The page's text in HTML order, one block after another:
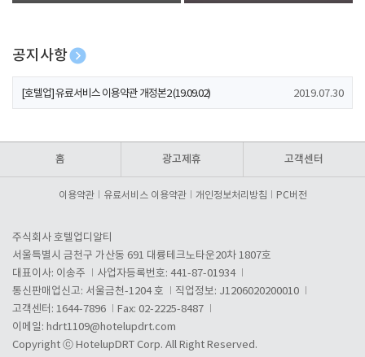
폰 증정
공지사항
[호텔업] 개인정보 처리방침 개정본1 (19.09.02)
[호텔업] 유료서비스 이용약관 개정본2 (19.09.02) 2019.07.30
홈 광고제휴 고객센터
이용약관 유료서비스 이용약관 개인정보처리방침 PC버전
주식회사 호텔업디알티
서울특별시 금천구 가산동 691 대륭테크노타운20차 1807호
대표이사: 이송주
사업자등록번호: 441-87-01934
통신판매업신고: 서울금천-1204 호
직업정보: J1206020200010
고객센터: 1644-7896
Fax: 02-2225-8487
이메일: hdrt1109@hotelupdrt.com
Copyright ⓒ HotelupDRT Corp. All Right Reserved.